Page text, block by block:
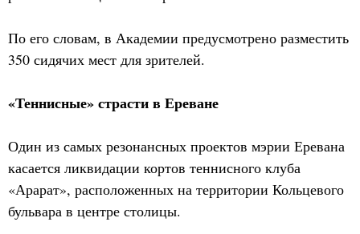
По его словам, в Академии предусмотрено разместить
350 сидячих мест для зрителей.
«Теннисные» страсти в Ереване
Один из самых резонансных проектов мэрии Еревана
касается ликвидации кортов теннисного клуба
«Арарат», расположенных на территории Кольцевого
бульвара в центре столицы.